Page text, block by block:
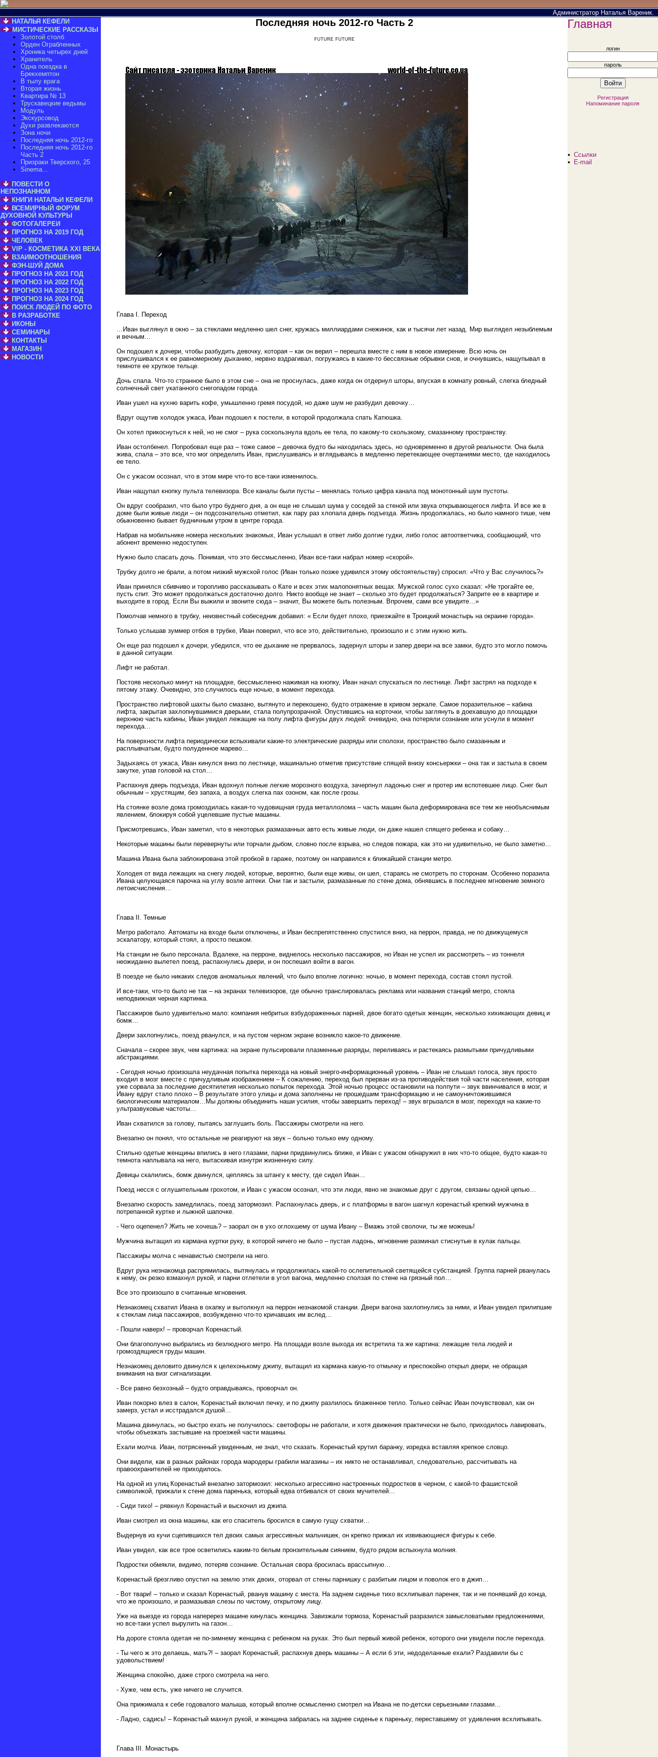
Администратор Наталья Вареник.
НАТАЛЬЯ КЕФЕЛИ
МИСТИЧЕСКИЕ РАССКАЗЫ
Золотой столб
Орден Ограбленных
Хроника четырех дней
Хранитель
Одна поездка в
Брекхемптон
В тылу врага
Вторая жизнь
Квартира № 13
Трускавецкие ведьмы
Модуль
Экскурсовод
Духи развлекаются
Зона ночи
Последняя ночь 2012-го
Последняя ночь 2012-го
Часть 2
Призраки Тверского, 25
Sinema...
ПОВЕСТИ О
НЕПОЗНАННОМ
КНИГИ НАТАЛЬИ КЕФЕЛИ
ВСЕМИРНЫЙ ФОРУМ
ДУХОВНОЙ КУЛЬТУРЫ
ФОТОГАЛЕРЕИ
ПРОГНОЗ НА 2019 ГОД
ЧЕЛОВЕК
VIP - КОСМЕТИКА XXI ВЕКА
ВЗАИМООТНОШЕНИЯ
ФЭН-ШУЙ ДОМА
ПРОГНОЗ НА 2021 ГОД
ПРОГНОЗ НА 2022 ГОД
ПРОГНОЗ НА 2023 ГОД
ПРОГНОЗ НА 2024 ГОД
ПОИСК ЛЮДЕЙ ПО ФОТО
В РАЗРАБОТКЕ
ИКОНЫ
СЕМИНАРЫ
КОНТАКТЫ
МАГАЗИН
НОВОСТИ
Последняя ночь 2012-го Часть 2
future future
Глава I. Переход
…Иван выглянул в окно – за стеклами медленно шел снег, кружась миллиардами снежинок, как и тысячи лет назад. Мир выглядел незыблемым
и вечным…
Он подошел к дочери, чтобы разбудить девочку, которая – как он верил – перешла вместе с ним в новое измерение. Всю ночь он
прислушивался к ее равномерному дыханию, нервно вздрагивал, погружаясь в какие-то бессвязные обрывки снов, и очнувшись, нащупывал в
темноте ее хрупкое тельце.
Дочь спала. Что-то странное было в этом сне – она не проснулась, даже когда он отдернул шторы, впуская в комнату ровный, слегка бледный
солнечный свет укатанного снегопадом города.
Иван ушел на кухню варить кофе, умышленно гремя посудой, но даже шум не разбудил девочку…
Вдруг ощутив холодок ужаса, Иван подошел к постели, в которой продолжала спать Катюшка.
Он хотел прикоснуться к ней, но не смог – рука соскользнула вдоль ее тела, по какому-то скользкому, смазанному пространству.
Иван остолбенел. Попробовал еще раз – тоже самое – девочка будто бы находилась здесь, но одновременно в другой реальности. Она была
жива, спала – это все, что мог определить Иван, прислушиваясь и вглядываясь в медленно перетекающее очертаниями место, где находилось
ее тело.
Он с ужасом осознал, что в этом мире что-то все-таки изменилось.
Иван нащупал кнопку пульта телевизора. Все каналы были пусты – менялась только цифра канала под монотонный шум пустоты.
Он вдруг сообразил, что было утро буднего дня, а он еще не слышал шума у соседей за стеной или звука открывающегося лифта. И все же в
доме были живые люди – он подсознательно отметил, как пару раз хлопала дверь подъезда. Жизнь продолжалась, но было намного тише, чем
обыкновенно бывает будничным утром в центре города.
Набрав на мобильнике номера нескольких знакомых, Иван услышал в ответ либо долгие гудки, либо голос автоответчика, сообщающий, что
абонент временно недоступен.
Нужно было спасать дочь. Понимая, что это бессмысленно, Иван все-таки набрал номер «скорой».
Трубку долго не брали, а потом низкий мужской голос (Иван только позже удивился этому обстоятельству) спросил: «Что у Вас случилось?»
Иван принялся сбивчиво и торопливо рассказывать о Кате и всех этих малопонятных вещах. Мужской голос сухо сказал: «Не трогайте ее,
пусть спит. Это может продолжаться достаточно долго. Никто вообще не знает – сколько это будет продолжаться? Заприте ее в квартире и
выходите в город. Если Вы выжили и звоните сюда – значит, Вы можете быть полезным. Впрочем, сами все увидите…»
Помолчав немного в трубку, неизвестный собеседник добавил: « Если будет плохо, приезжайте в Троицкий монастырь на окраине города».
Только услышав зуммер отбоя в трубке, Иван поверил, что все это, действительно, произошло и с этим нужно жить.
Он еще раз подошел к дочери, убедился, что ее дыхание не прервалось, задернул шторы и запер двери на все замки, будто это могло помочь
в данной ситуации.
Лифт не работал.
Постояв несколько минут на площадке, бессмысленно нажимая на кнопку, Иван начал спускаться по лестнице. Лифт застрял на подходе к
пятому этажу. Очевидно, это случилось еще ночью, в момент перехода.
Пространство лифтовой шахты было смазано, вытянуто и перекошено, будто отражение в кривом зеркале. Самое поразительное – кабина
лифта, закрытая захлопнувшимися дверьми, стала полупрозрачной. Опустившись на корточки, чтобы заглянуть в доехавшую до площадки
верхнюю часть кабины, Иван увидел лежащие на полу лифта фигуры двух людей: очевидно, она потеряли сознание или уснули в момент
перехода…
На поверхности лифта периодически вспыхивали какие-то электрические разряды или сполохи, пространство было смазанным и
расплывчатым, будто полуденное марево…
Задыхаясь от ужаса, Иван кинулся вниз по лестнице, машинально отметив присутствие спящей внизу консьержки – она так и застыла в своем
закутке, упав головой на стол…
Распахнув дверь подъезда, Иван вдохнул полные легкие морозного воздуха, зачерпнул ладонью снег и протер им вспотевшее лицо. Снег был
обычным – хрустящим, без запаха, а воздух слегка пах озоном, как после грозы.
На стоянке возле дома громоздилась какая-то чудовищная груда металлолома – часть машин была деформирована все тем же необъяснимым
явлением, блокируя собой уцелевшие пустые машины.
Присмотревшись, Иван заметил, что в некоторых размазанных авто есть живые люди, он даже нашел спящего ребенка и собаку…
Некоторые машины были перевернуты или торчали дыбом, словно после взрыва, но следов пожара, как это ни удивительно, не было заметно…
Машина Ивана была заблокирована этой пробкой в гараже, поэтому он направился к ближайшей станции метро.
Холодея от вида лежащих на снегу людей, которые, вероятно, были еще живы, он шел, стараясь не смотреть по сторонам. Особенно поразила
Ивана целующаяся парочка на углу возле аптеки. Они так и застыли, размазанные по стене дома, обнявшись в последнее мгновение земного
летоисчисления…
Глава II. Темные
Метро работало. Автоматы на входе были отключены, и Иван беспрепятственно спустился вниз, на перрон, правда, не по движущемуся
эскалатору, который стоял, а просто пешком.
На станции не было персонала. Вдалеке, на перроне, виднелось несколько пассажиров, но Иван не успел их рассмотреть – из тоннеля
неожиданно вылетел поезд, распахнулись двери, и он поспешил войти в вагон.
В поезде не было никаких следов аномальных явлений, что было вполне логично: ночью, в момент перехода, состав стоял пустой.
И все-таки, что-то было не так – на экранах телевизоров, где обычно транслировалась реклама или названия станций метро, стояла
неподвижная черная картинка.
Пассажиров было удивительно мало: компания небритых взбудораженных парней, двое богато одетых женщин, несколько хихикающих девиц и
бомж…
Двери захлопнулись, поезд рванулся, и на пустом черном экране возникло какое-то движение.
Сначала – скорее звук, чем картинка: на экране пульсировали плазменные разряды, переливаясь и растекаясь размытыми причудливыми
абстракциями.
- Сегодня ночью произошла неудачная попытка перехода на новый энерго-информационный уровень – Иван не слышал голоса, звук просто
входил в мозг вместе с причудливым изображением – К сожалению, переход был прерван из-за противодействия той части населения, которая
уже сорвала за последние десятилетия несколько попыток перехода. Этой ночью процесс остановили на полпути – звук ввинчивался в мозг, и
Ивану вдруг стало плохо – В результате этого улицы и дома заполнены не прошедшим трансформацию и не самоуничтожившимся
биологическим материалом…Мы должны объединить наши усилия, чтобы завершить переход! – звук вгрызался в мозг, переходя на какие-то
ультразвуковые частоты…
Иван схватился за голову, пытаясь заглушить боль. Пассажиры смотрели на него.
Внезапно он понял, что остальные не реагируют на звук – больно только ему одному.
Стильно одетые женщины впились в него глазами, парни придвинулись ближе, и Иван с ужасом обнаружил в них что-то общее, будто какая-то
темнота наплывала на него, вытаскивая изнутри жизненную силу.
Девицы скалились, бомж двинулся, цепляясь за штангу к месту, где сидел Иван…
Поезд несся с оглушительным грохотом, и Иван с ужасом осознал, что эти люди, явно не знакомые друг с другом, связаны одной цепью…
Внезапно скорость замедлилась, поезд затормозил. Распахнулась дверь, и с платформы в вагон шагнул коренастый крепкий мужчина в
потрепанной куртке и лыжной шапочке.
- Чего оцепенел? Жить не хочешь? – заорал он в ухо оглохшему от шума Ивану – Вмажь этой сволочи, ты же можешь!
Мужчина вытащил из кармана куртки руку, в которой ничего не было – пустая ладонь, мгновение разминал стиснутые в кулак пальцы.
Пассажиры молча с ненавистью смотрели на него.
Вдруг рука незнакомца распрямилась, вытянулась и продолжилась какой-то ослепительной светящейся субстанцией. Группа парней рванулась
к нему, он резко взмахнул рукой, и парни отлетели в угол вагона, медленно сползая по стене на грязный пол…
Все это произошло в считанные мгновения.
Незнакомец схватил Ивана в охапку и вытолкнул на перрон незнакомой станции. Двери вагона захлопнулись за ними, и Иван увидел прилипшие
к стеклам лица пассажиров, возбужденно что-то кричавших им вслед…
- Пошли наверх! – проворчал Коренастый.
Они благополучно выбрались из безлюдного метро. На площади возле выхода их встретила та же картина: лежащие тела людей и
громоздящиеся груды машин.
Незнакомец деловито двинулся к целехонькому джипу, вытащил из кармана какую-то отмычку и преспокойно открыл двери, не обращая
внимания на визг сигнализации.
- Все равно безхозный – будто оправдываясь, проворчал он.
Иван покорно влез в салон, Коренастый включил печку, и по джипу разлилось блаженное тепло. Только сейчас Иван почувствовал, как он
замерз, устал и исстрадался душой…
Машина двинулась, но быстро ехать не получилось: светофоры не работали, и хотя движения практически не было, приходилось лавировать,
чтобы объезжать застывшие на проезжей части машины.
Ехали молча. Иван, потрясенный увиденным, не знал, что сказать. Коренастый крутил баранку, изредка вставляя крепкое словцо.
Они видели, как в разных районах города мародеры грабили магазины – их никто не останавливал, следовательно, рассчитывать на
правоохранителей не приходилось.
На одной из улиц Коренастый внезапно затормозил: несколько агрессивно настроенных подростков в черном, с какой-то фашистской
символикой, прижали к стене дома паренька, который едва отбивался от своих мучителей…
- Сиди тихо! – рявкнул Коренастый и выскочил из джипа.
Иван смотрел из окна машины, как его спаситель бросился в самую гущу схватки…
Выдернув из кучи сцепившихся тел двоих самых агрессивных мальчишек, он крепко прижал их извивающиеся фигуры к себе.
Иван увидел, как все трое осветились каким-то белым пронзительным сиянием, будто рядом вспыхнула молния.
Подростки обмякли, видимо, потеряв сознание. Остальная свора бросилась врассыпную…
Коренастый брезгливо опустил на землю этих двоих, оторвал от стены парнишку с разбитым лицом и поволок его в джип…
- Вот твари! – только и сказал Коренастый, рванув машину с места. На заднем сиденье тихо всхлипывал паренек, так и не понявший до конца,
что же произошло, и размазывая слезы по чистому, открытому лицу.
Уже на выезде из города наперерез машине кинулась женщина. Завизжали тормоза, Коренастый разразился замысловатыми предложениями,
но все-таки успел вырулить на газон…
На дороге стояла одетая не по-зимнему женщина с ребенком на руках. Это был первый живой ребенок, которого они увидели после перехода.
- Ты чего ж это делаешь, мать?! – заорал Коренастый, распахнув дверь машины – А если б эти, недоделанные ехали? Раздавили бы с
удовольствием!
Женщина спокойно, даже строго смотрела на него.
- Хуже, чем есть, уже ничего не случится.
Она прижимала к себе годовалого малыша, который вполне осмысленно смотрел на Ивана не по-детски серьезными глазами…
- Ладно, садись! – Коренастый махнул рукой, и женщина забралась на заднее сиденье к пареньку, переставшему от удивления всхлипывать.
Глава III. Монастырь
Главная
логин
пароль
Регистрация
Напоминание пароля
Ссылки
E-mail